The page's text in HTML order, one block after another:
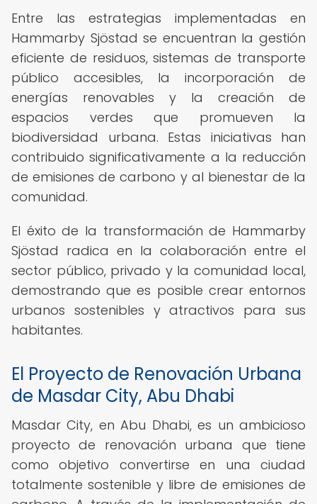
Entre las estrategias implementadas en
Hammarby Sjöstad se encuentran la gestión
eficiente de residuos, sistemas de transporte
público accesibles, la incorporación de
energías renovables y la creación de
espacios verdes que promueven la
biodiversidad urbana. Estas iniciativas han
contribuido significativamente a la reducción
de emisiones de carbono y al bienestar de la
comunidad.
El éxito de la transformación de Hammarby
Sjöstad radica en la colaboración entre el
sector público, privado y la comunidad local,
demostrando que es posible crear entornos
urbanos sostenibles y atractivos para sus
habitantes.
El Proyecto de Renovación Urbana
de Masdar City, Abu Dhabi
Masdar City, en Abu Dhabi, es un ambicioso
proyecto de renovación urbana que tiene
como objetivo convertirse en una ciudad
totalmente sostenible y libre de emisiones de